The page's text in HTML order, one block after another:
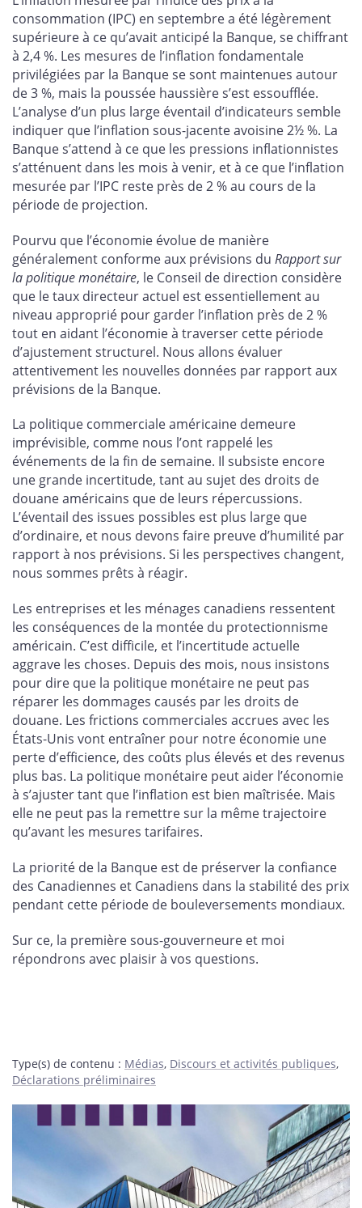
consommation (IPC) en septembre a été légèrement
supérieure à ce qu’avait anticipé la Banque, se chiffrant
à 2,4 %. Les mesures de l’inflation fondamentale
privilégiées par la Banque se sont maintenues autour
de 3 %, mais la poussée haussière s’est essoufflée.
L’analyse d’un plus large éventail d’indicateurs semble
indiquer que l’inflation sous-jacente avoisine 2½ %. La
Banque s’attend à ce que les pressions inflationnistes
s’atténuent dans les mois à venir, et à ce que l’inflation
mesurée par l’IPC reste près de 2 % au cours de la
période de projection.
Pourvu que l’économie évolue de manière
généralement conforme aux prévisions du Rapport sur
la politique monétaire, le Conseil de direction considère
que le taux directeur actuel est essentiellement au
niveau approprié pour garder l’inflation près de 2 %
tout en aidant l’économie à traverser cette période
d’ajustement structurel. Nous allons évaluer
attentivement les nouvelles données par rapport aux
prévisions de la Banque.
La politique commerciale américaine demeure
imprévisible, comme nous l’ont rappelé les
événements de la fin de semaine. Il subsiste encore
une grande incertitude, tant au sujet des droits de
douane américains que de leurs répercussions.
L’éventail des issues possibles est plus large que
d’ordinaire, et nous devons faire preuve d’humilité par
rapport à nos prévisions. Si les perspectives changent,
nous sommes prêts à réagir.
Les entreprises et les ménages canadiens ressentent
les conséquences de la montée du protectionnisme
américain. C’est difficile, et l’incertitude actuelle
aggrave les choses. Depuis des mois, nous insistons
pour dire que la politique monétaire ne peut pas
réparer les dommages causés par les droits de
douane. Les frictions commerciales accrues avec les
États-Unis vont entraîner pour notre économie une
perte d’efficience, des coûts plus élevés et des revenus
plus bas. La politique monétaire peut aider l’économie
à s’ajuster tant que l’inflation est bien maîtrisée. Mais
elle ne peut pas la remettre sur la même trajectoire
qu’avant les mesures tarifaires.
La priorité de la Banque est de préserver la confiance
des Canadiennes et Canadiens dans la stabilité des prix
pendant cette période de bouleversements mondiaux.
Sur ce, la première sous-gouverneure et moi
répondrons avec plaisir à vos questions.
Type(s) de contenu : Médias, Discours et activités publiques,
Déclarations préliminaires